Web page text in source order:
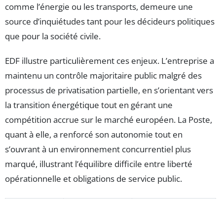
comme l’énergie ou les transports, demeure une
source d’inquiétudes tant pour les décideurs politiques
que pour la société civile.
EDF illustre particulièrement ces enjeux. L’entreprise a
maintenu un contrôle majoritaire public malgré des
processus de privatisation partielle, en s’orientant vers
la transition énergétique tout en gérant une
compétition accrue sur le marché européen. La Poste,
quant à elle, a renforcé son autonomie tout en
s’ouvrant à un environnement concurrentiel plus
marqué, illustrant l’équilibre difficile entre liberté
opérationnelle et obligations de service public.